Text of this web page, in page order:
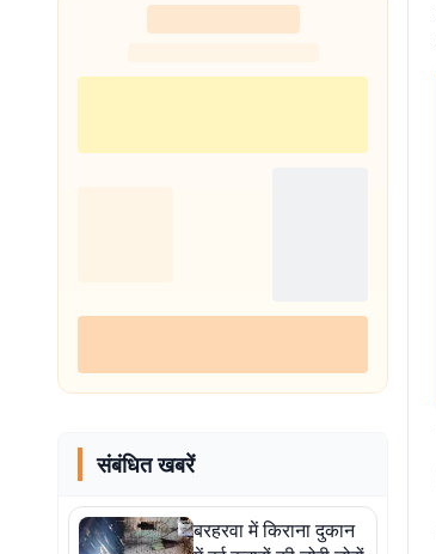
संबंधित खबरें
बरहरवा में किराना दुकान